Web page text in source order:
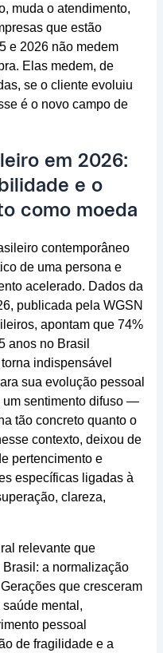
muda o atendimento,
que estão
e 2026 não medem
Elas medem, de
se o cliente evoluiu
é o novo campo de
em 2026:
e o
como moeda
contemporâneo
de uma persona e
acelerado. Dados da
publicada pela WGSN
apontam que 74%
anos no Brasil
indispensável
sua evolução pessoal
um sentimento difuso —
tão concreto quanto o
contexto, deixou de
pertencimento e
específicas ligadas à
clareza,
relevante que
a normalização
que cresceram
mental,
pessoal
de fragilidade e a